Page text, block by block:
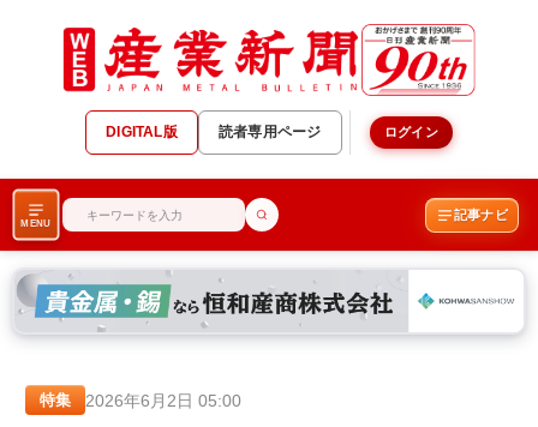
DIGITAL版 読者専用ページ ログイン
MENU
記事ナビ
特集 2026年6月2日 05:00